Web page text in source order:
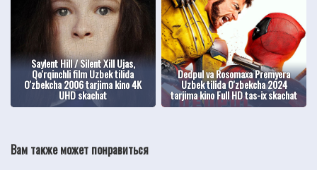
Saylent Hill / Silent Xill Ujas,
Qo'rqinchli film Uzbek tilida
O'zbekcha 2006 tarjima kino 4K
UHD skachat
Dedpul va Rosomaxa Premyera
Uzbek tilida O'zbekcha 2024
tarjima kino Full HD tas-ix skachat
Вам также может понравиться